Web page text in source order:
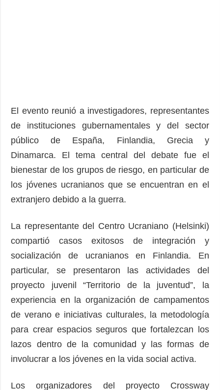
El evento reunió a investigadores, representantes
de instituciones gubernamentales y del sector
público de España, Finlandia, Grecia y
Dinamarca. El tema central del debate fue el
bienestar de los grupos de riesgo, en particular de
los jóvenes ucranianos que se encuentran en el
extranjero debido a la guerra.
La representante del Centro Ucraniano (Helsinki)
compartió casos exitosos de integración y
socialización de ucranianos en Finlandia. En
particular, se presentaron las actividades del
proyecto juvenil “Territorio de la juventud”, la
experiencia en la organización de campamentos
de verano e iniciativas culturales, la metodología
para crear espacios seguros que fortalezcan los
lazos dentro de la comunidad y las formas de
involucrar a los jóvenes en la vida social activa.
Los organizadores del proyecto Crossway